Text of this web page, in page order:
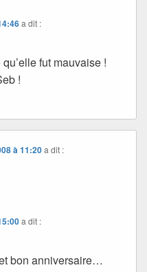
a dit :
fut mauvaise !
!
à 11:20 a dit :
a dit :
bon anniversaire…